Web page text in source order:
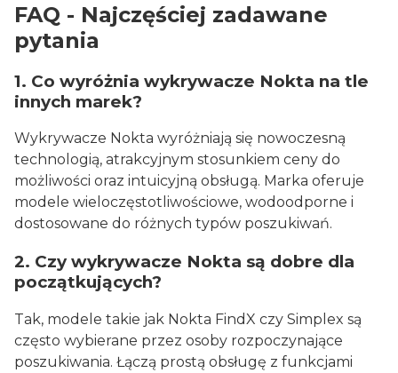
FAQ - Najczęściej zadawane
pytania
1. Co wyróżnia wykrywacze Nokta na tle
innych marek?
Wykrywacze Nokta wyróżniają się nowoczesną
technologią, atrakcyjnym stosunkiem ceny do
możliwości oraz intuicyjną obsługą. Marka oferuje
modele wieloczęstotliwościowe, wodoodporne i
dostosowane do różnych typów poszukiwań.
2. Czy wykrywacze Nokta są dobre dla
początkujących?
Tak, modele takie jak Nokta FindX czy Simplex są
często wybierane przez osoby rozpoczynające
poszukiwania. Łączą prostą obsługę z funkcjami